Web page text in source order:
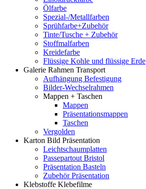
Ölfarbe
Spezial-/Metallfarben
Sprühfarbe+Zubehör
Tinte/Tusche + Zubehör
Stoffmalfarben
Kreidefarbe
Flüssige Kohle und flüssige Erde
Galerie Rahmen Transport
Aufhängung Befestigung
Bilder-Wechselrahmen
Mappen + Taschen
Mappen
Präsentationsmappen
Taschen
Vergolden
Karton Bild Präsentation
Leichtschaumplatten
Passepartout Bristol
Präsentation Basteln
Zubehör Präsentation
Klebstoffe Klebefilme